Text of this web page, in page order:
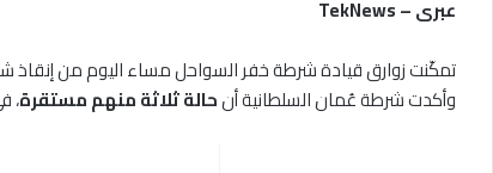
عبرى – TekNews
تمكّنت زوارق قيادة شرطة خفر السواحل مساء اليوم من
وأكدت شرطة عُمان السلطانية أنحالة ثلاثة منهم مستقرة،